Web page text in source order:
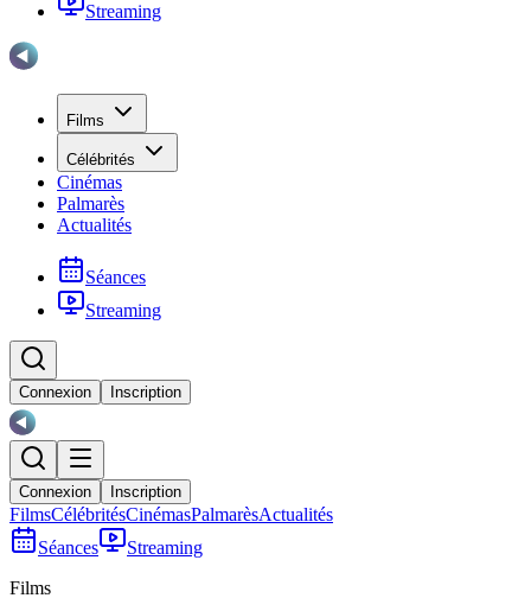
Streaming
Films
Célébrités
Cinémas
Palmarès
Actualités
Séances
Streaming
Connexion Inscription
Connexion Inscription
FilmsCélébritésCinémasPalmarèsActualités
Séances
Streaming
Films